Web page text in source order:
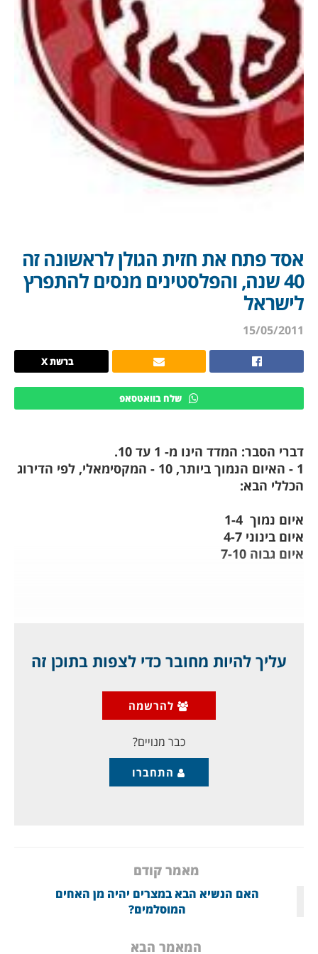
אסד פתח את חזית הגולן לראשונה זה
40 שנה, והפלסטינים מנסים להתפרץ
לישראל
15/05/2011
ברשת X
שלח בוואטסאפ
דברי הסבר: המדד הינו מ- 1 עד 10.
1 - האיום הנמוך ביותר, 10 - המקסימאלי, לפי הדירוג
הכללי הבא:
איום נמוך 1-4
איום בינוני 4-7
איום גבוה 7-10
כל המשטרים הערביים, כולל חמאס בעזה, לא ממש אהבו
הנכבה הזו היא איום על המשטרים
לא פחות מאשר על ישראל, והם התנהגו בהתאם. זהו
ערעור הריבונות שלהם לא פחות משהוא ערעור
עליך להיות מחובר כדי לצפות בתוכן זה
להרשמה
כבר מנויים?
התחברו
מאמר קודם
האם הנשיא הבא במצרים יהיה מן האחים
המוסלמים?
המאמר הבא